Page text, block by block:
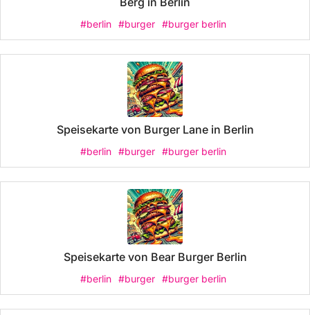
#berlin #burger #burger berlin
Speisekarte von Burger Lane in Berlin
#berlin #burger #burger berlin
Speisekarte von Bear Burger Berlin
#berlin #burger #burger berlin